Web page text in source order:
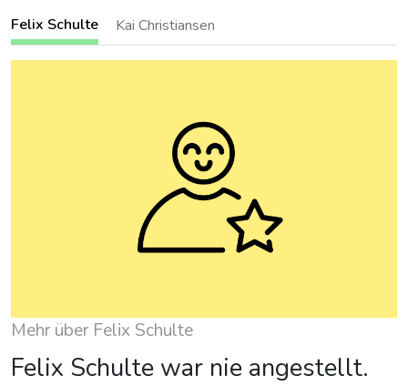
Felix Schulte Kai Christiansen
Mehr über Felix Schulte
Felix Schulte war nie angestellt.